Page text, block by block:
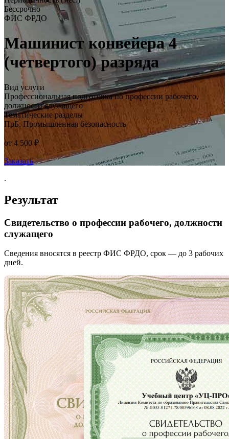
Бессрочно
ФИС ФРДО
Машинист конвейера 4
(четвертого) разряда
Вид услуги
Профессиональная подготовка по профессии рабочего,
должности служащего
Тематические разделы
ПрБ. Промышленная безопасность
от 4 500 ₽
Заказать
.
Результат
Свидетельство о профессии рабочего, должности
служащего
Сведения вносятся в реестр ФИС ФРДО, срок — до 3 рабочих
дней.